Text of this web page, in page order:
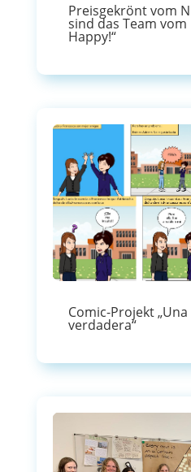
Preisgekrönt vom
sind das Team
Happy!“
Comic-Projekt
verdadera“